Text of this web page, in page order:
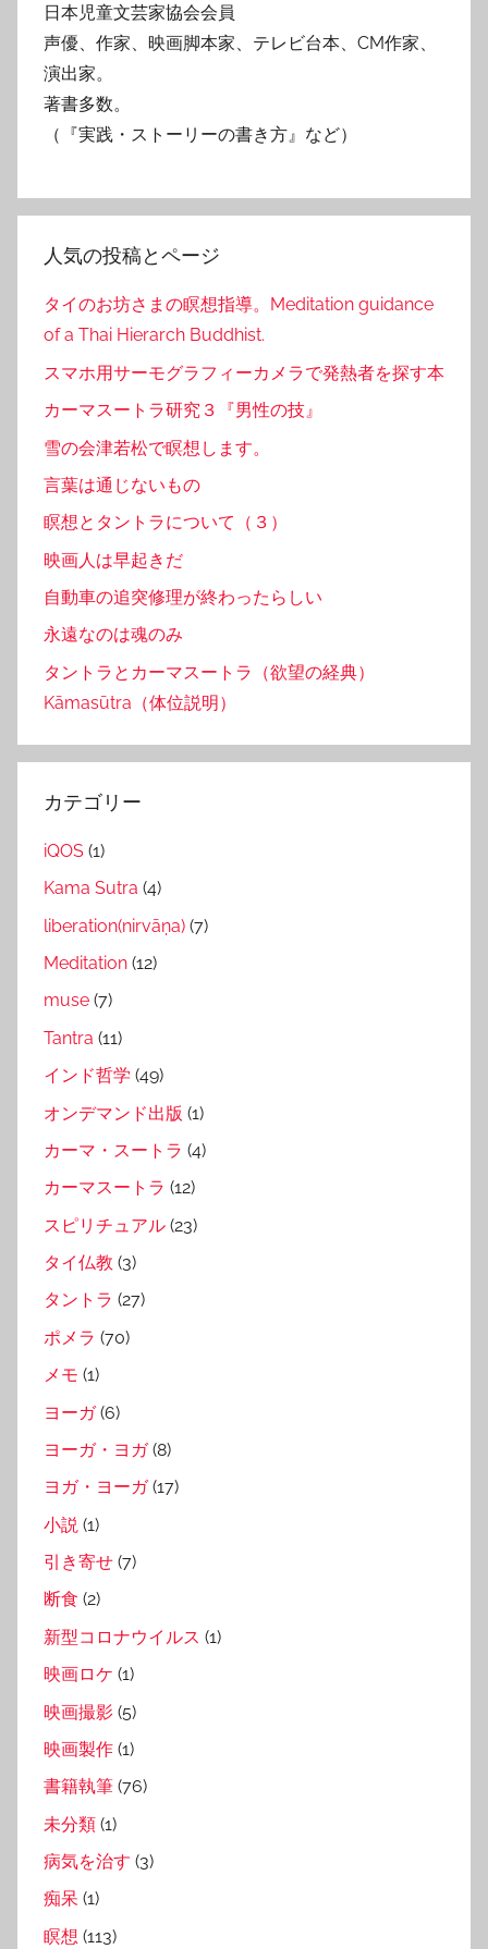
日本児童文芸家協会会員
声優、作家、映画脚本家、テレビ台本、CM作家、
演出家。
著書多数。
（『実践・ストーリーの書き方』など）
人気の投稿とページ
タイのお坊さまの瞑想指導。Meditation guidance
of a Thai Hierarch Buddhist.
スマホ用サーモグラフィーカメラで発熱者を探す本
カーマスートラ研究３『男性の技』
雪の会津若松で瞑想します。
言葉は通じないもの
瞑想とタントラについて（３）
映画人は早起きだ
自動車の追突修理が終わったらしい
永遠なのは魂のみ
タントラとカーマスートラ（欲望の経典）
Kāmasūtra（体位説明）
カテゴリー
iQOS (1)
Kama Sutra (4)
liberation(nirvāṇa) (7)
Meditation (12)
muse (7)
Tantra (11)
インド哲学 (49)
オンデマンド出版 (1)
カーマ・スートラ (4)
カーマスートラ (12)
スピリチュアル (23)
タイ仏教 (3)
タントラ (27)
ポメラ (70)
メモ (1)
ヨーガ(6)
ヨーガ・ヨガ(8)
ヨガ・ヨーガ(17)
小説 (1)
引き寄せ (7)
断食 (2)
新型コロナウイルス (1)
映画ロケ (1)
映画撮影 (5)
映画製作 (1)
書籍執筆 (76)
未分類 (1)
病気を治す (3)
痴呆 (1)
瞑想 (113)